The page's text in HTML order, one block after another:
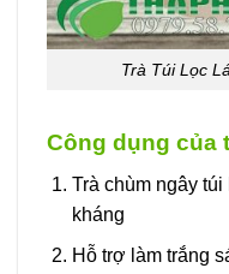
Trà Túi Lọc
Công dụng của
Trà chùm ngây
kháng
Hỗ trợ làm trắng